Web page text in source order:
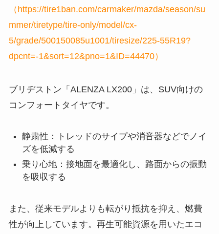
（https://tire1ban.com/carmaker/mazda/season/su
mmer/tiretype/tire-only/model/cx-
5/grade/500150085u1001/tiresize/225-55R19?
dpcnt=-1&sort=12&pno=1&ID=44470）
ブリヂストン「ALENZA LX200」は、SUV向けの
コンフォートタイヤです。
静粛性：トレッドのサイプや消音器などでノイ
ズを低減する
乗り心地：接地面を最適化し、路面からの振動
を吸収する
また、従来モデルよりも転がり抵抗を抑え、燃費
性が向上しています。再生可能資源を用いたエコ